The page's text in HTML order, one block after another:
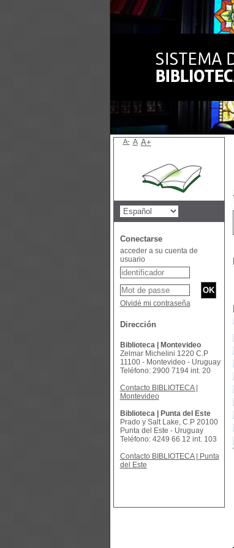
A- A A+
Conectarse
acceder a su cuenta de
usuario
Olvidé mi contraseña
Dirección
Biblioteca | Montevideo
Zelmar Michelini 1220 C.P
11100 - Montevideo - Uruguay
Teléfono: 2900 7194 int. 20
Contacto BIBLIOTECA |
Montevideo
Biblioteca | Punta del Este
Prado y Salt Lake, C.P 20100
Punta del Este - Uruguay
Teléfono: 4249 66 12 int. 103
Contacto BIBLIOTECA | Punta
del Este